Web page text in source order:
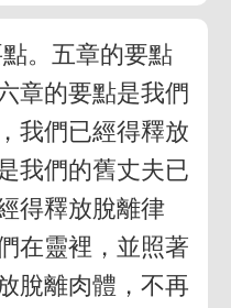
。五章的要點
章的要點是我們
我們已經得釋放
我們的舊丈夫已
得釋放脫離律
在靈裡，並照著
脫離肉體，不再